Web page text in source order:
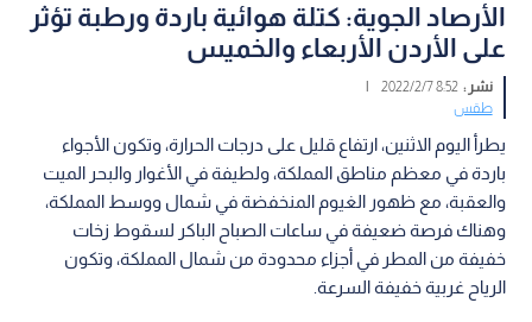
الأرصاد الجوية: كتلة هوائية باردة ورطبة تؤثر
على الأردن الأربعاء والخميس
نشر :8:52 2022/2/7
|
طقس
يطرأ اليوم الاثنين، ارتفاع قليل على درجات الحرارة، وتكون الأجواء
باردة في معظم مناطق المملكة، ولطيفة في الأغوار والبحر الميت
والعقبة، مع ظهور الغيوم المنخفضة في شمال ووسط المملكة،
وهناك فرصة ضعيفة في ساعات الصباح الباكر لسقوط زخات
خفيفة من المطر في أجزاء محدودة من شمال المملكة، وتكون
الرياح غربية خفيفة السرعة.